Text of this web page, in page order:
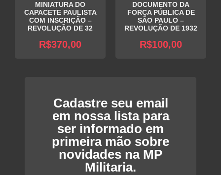
MINIATURA DO
CAPACETE PAULISTA
COM INSCRIÇÃO –
REVOLUÇÃO DE 32
R$370,00
DOCUMENTO DA
FORÇA PÚBLICA DE
SÃO PAULO –
REVOLUÇÃO DE 1932
R$100,00
Cadastre seu email
em nossa lista para
ser informado em
primeira mão sobre
novidades na MP
Militaria.